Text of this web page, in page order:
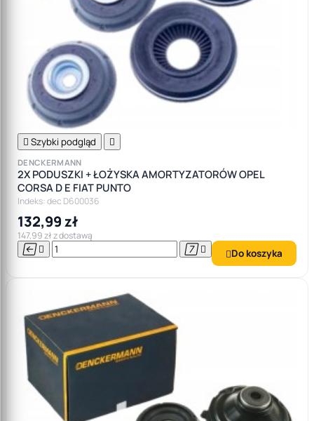
 Szybki podgląd 
DENCKERMANN
2X PODUSZKI + ŁOŻYSKA AMORTYZATORÓW OPEL
CORSA D E FIAT PUNTO
Indeks: dec D600036
132,99 zł
147,99 zł z dostawą
    Do koszyka